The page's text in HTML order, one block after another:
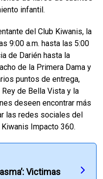
infantil.
del Club Kiwanis, la
9:00 a.m. hasta las 5:00
de Darién hasta la
de la Primera Dama y
puntos de entrega,
de Bella Vista y la
deseen encontrar más
las redes sociales del
Impacto 360.
Victimas